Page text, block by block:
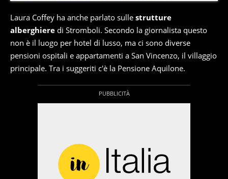
Laura Coffey ha anche parlato sulle strutture
alberghiere di Stromboli. Secondo la giornalista questo
non è il luogo per hotel di lusso, ma ci sono diverse
pensioni ospitali e appartamenti a San Vincenzo, il villaggio
principale. Tra i suggeriti c'è la Pensione Aquilone.